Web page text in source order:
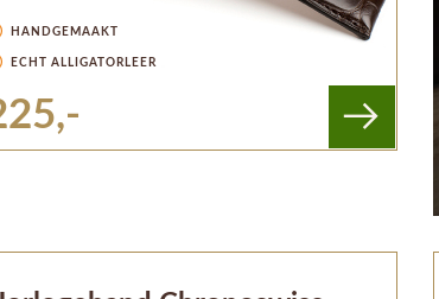
HANDGEMAAKT
ECHT ALLIGATORLEER